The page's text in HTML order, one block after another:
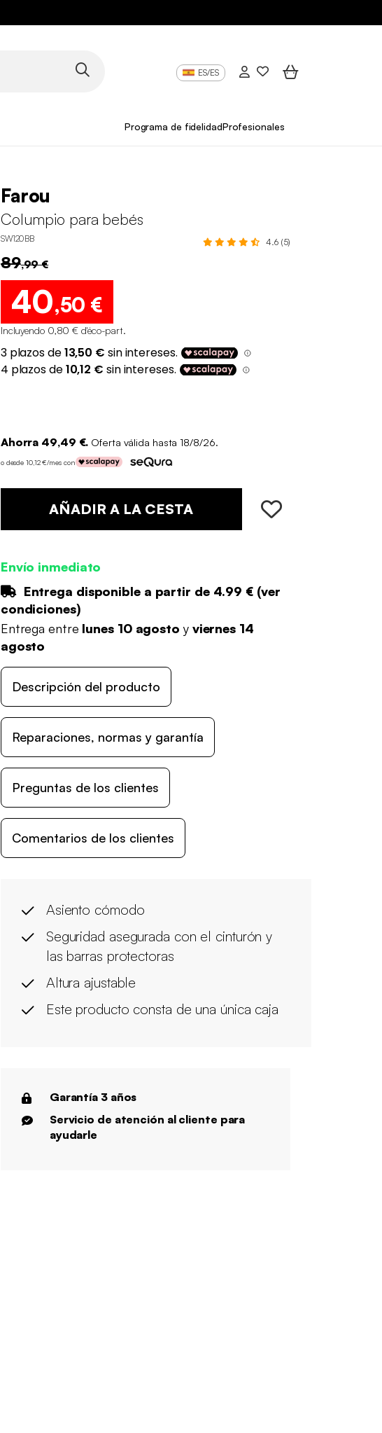
ES/ES
Programa de fidelidadProfesionales
Farou
Columpio para bebés
SW120BB 4.6 (5)
89,99 €
40,50 €
Incluyendo 0,80 € d'éco-part.
Ahorra 49,49 €. Oferta válida hasta 18/8/26.
o desde 10,12 €/mes con
AÑADIR A LA CESTA
Envío inmediato
Entrega disponible a partir de 4.99 € (ver
condiciones)
Entrega entre lunes 10 agosto y viernes 14
agosto
Descripción del producto
Reparaciones, normas y garantía
Preguntas de los clientes
Comentarios de los clientes
Asiento cómodo
Seguridad asegurada con el cinturón y
las barras protectoras
Altura ajustable
Este producto consta de una única caja
Garantía 3 años
Servicio de atención al cliente para
ayudarle